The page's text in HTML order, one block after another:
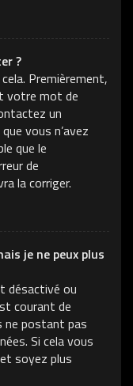
?
Premièrement,
votre mot de
un
vous n’avez
que le
de
la corriger.
je ne peux plus
désactivé ou
courant de
ne postant pas
Si cela vous
soyez plus